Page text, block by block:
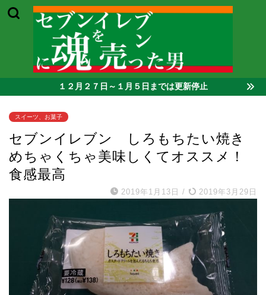
１２月２７日～１月５日までは更新停止
スイーツ、お菓子
セブンイレブン しろもちたい焼き
めちゃくちゃ美味しくてオススメ！
食感最高
2019年1月13日 / 2019年3月29日